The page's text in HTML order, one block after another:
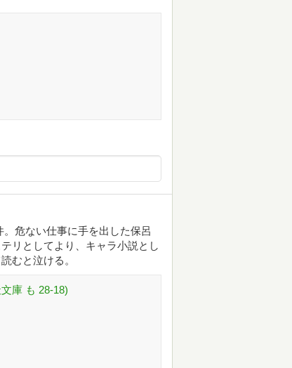
危ない仕事に手を出した保呂
リとしてより、キャラ小説とし
むと泣ける。
庫 も 28-18)